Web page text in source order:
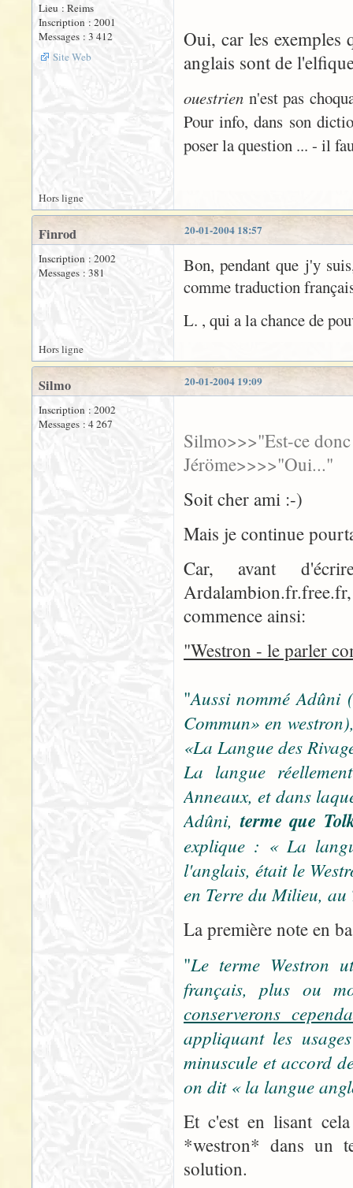
Lieu : Reims
Inscription : 2001
Messages : 3 412
Site Web
Oui, car les exemples
anglais sont de
ouestrien n'est pas
Pour info, dans son
poser la question ... - il
Hors ligne
20-01-2004 18:57
Finrod
Inscription : 2002
Messages : 381
Bon, pendant que j'y
comme traduction
L. , qui a la chance de
Hors ligne
20-01-2004 19:09
Silmo
Inscription : 2002
Messages : 4 267
Silmo>>>"Est-ce
Jéröme>>>>"Oui..."
Soit cher ami :-)
Mais je continue
Car, avant
commence ainsi:
"Westron - le parler
"Aussi nommé Adûni
Commun» en
«La Langue des
La langue
Anneaux, et dans
Adûni,terme que
explique : « La
l'anglais, était le
en Terre du Milieu,
La première note en
"Le terme Westron
français, plus ou
conserverons
appliquant les
minuscule et accord
on dit « la langue
Et c'est en lisant
*westron* dans un
solution.